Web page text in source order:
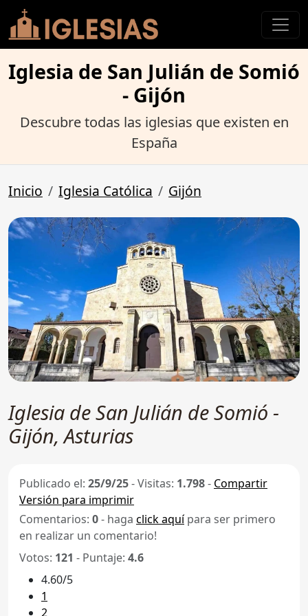
Iglesia de San Julián de Somió
- Gijón
Descubre todas las iglesias que existen en
España
Inicio Iglesia Católica Gijón
Iglesia de San Julián de Somió -
Gijón, Asturias
Publicado el: 25/9/25-Visitas: 1.798- Compartir
Versión para imprimir
Comentarios: 0- haga click aquípara ser primero
en realizar un comentario!
Votos: 121 - Puntaje: 4.6
4.60/5
1
2